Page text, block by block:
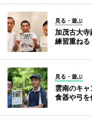
見る・遊ぶ
加茂古大
練習重ねる
見る・遊ぶ
雲南のキ
食器や弓を